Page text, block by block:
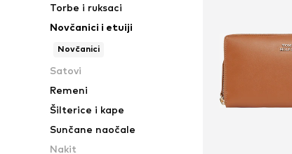
Torbe i ruksaci
Novčanici i etuiji
Novčanici
Satovi
Remeni
Šilterice i kape
Sunčane naočale
Nakit